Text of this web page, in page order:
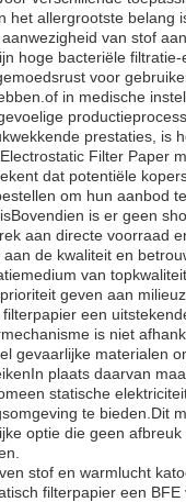
het allergrootste belang
van stof
hoge bacteriële
voor
in medische
prestaties, is
Filter Paper
dat potentiële
om hun aanbod
is er geen
aan directe voorraad
de kwaliteit en
van topkwaliteit.
geven aan
een
is niet
gevaarlijke materialen
plaats daarvan
statische
te bieden.Dit
optie die geen
stof en warmlucht
filterpapier een